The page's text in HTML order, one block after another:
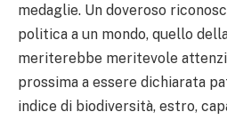
medaglie. Un doveroso
politica a un mondo, quello
meriterebbe meritevole
prossima a essere dichiarata
indice di biodiversità, estro,